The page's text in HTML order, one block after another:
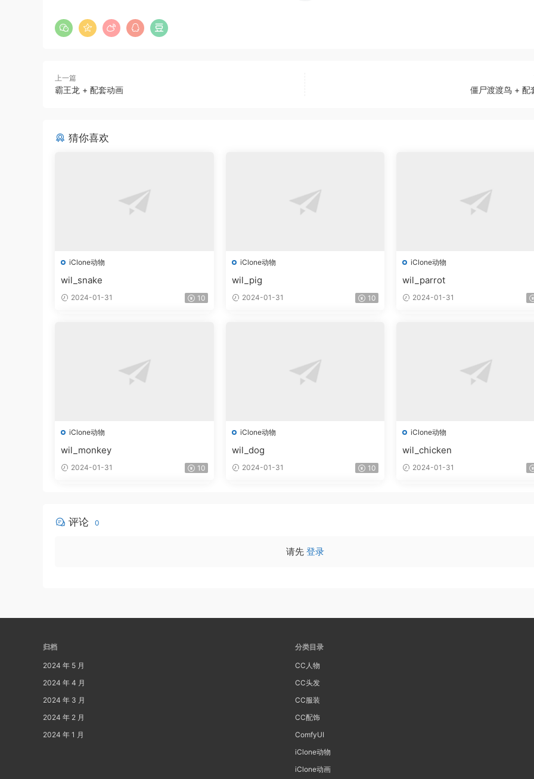
上一篇
霸王龙 + 配套动画 僵尸渡渡鸟 + 配
猜你喜欢
iClone动物
wil_snake
2024-01-31 10
iClone动物
wil_pig
2024-01-31 10
iClone动物
wil_parrot
2024-01-31
iClone动物
wil_monkey
2024-01-31 10
iClone动物
wil_dog
2024-01-31 10
iClone动物
wil_chicken
2024-01-31
评论 0
请先 登录
归档
2024 年 5 月
2024 年 4 月
2024 年 3 月
2024 年 2 月
2024 年 1 月
分类目录
CC人物
CC头发
CC服装
CC配饰
ComfyUI
iClone动物
iClone动画